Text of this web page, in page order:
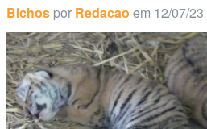
Bichos por Redacao em 12/07/23